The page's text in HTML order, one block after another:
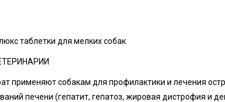
таблетки для мелких собак
применяют собакам для профилактики и лечения
печени (гепатит, гепатоз, жировая дистрофия и